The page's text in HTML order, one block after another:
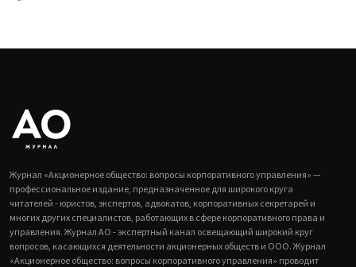
Журнал «Акционерное общество: вопросы корпоративного управления» —
профессиональное издание, предназначенное для широкого круга
читателей - юристов, экспертов, адвокатов, корпоративных секретарей и
многих других специалистов, работающих в сфере корпоративного права и
управления. Журнал АО - экспертный канал освещающий широкий круг
вопросов, касающихся деятельности акционерных обществ и ООО. Журнал
«Акционерное общество: вопросы корпоративного управления» проводит